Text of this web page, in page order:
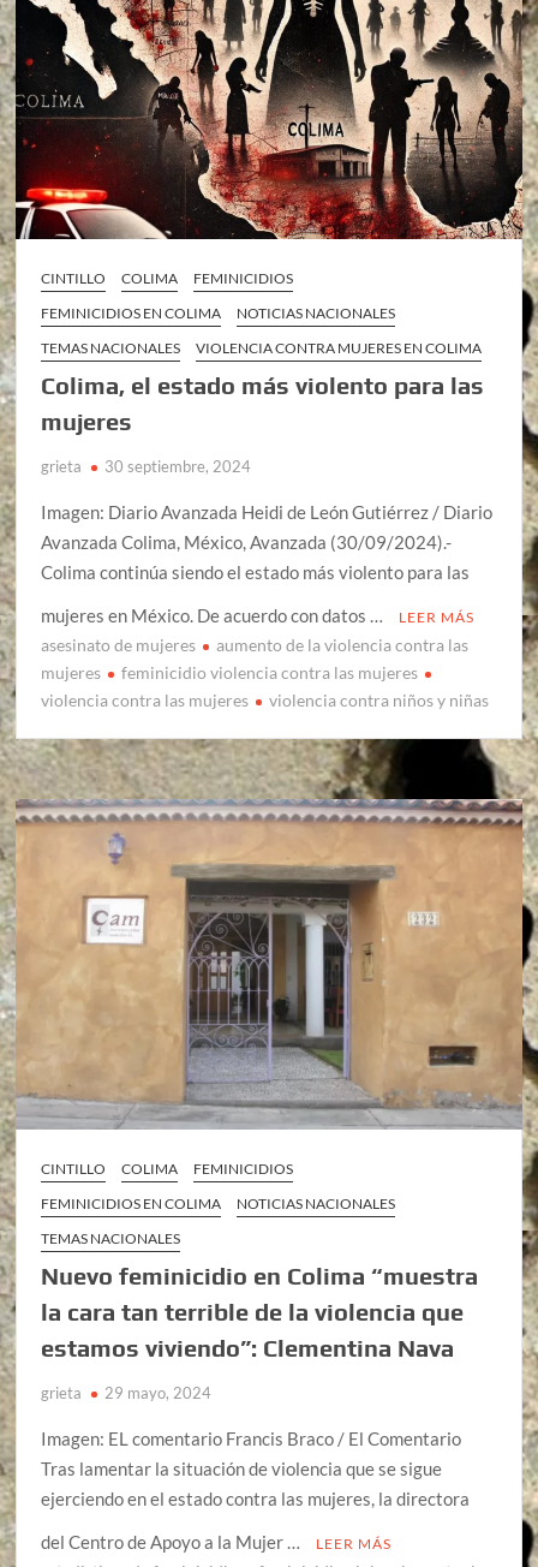
CINTILLO COLIMA
FEMINICIDIOS
FEMINICIDIOS EN COLIMA
NOTICIAS NACIONALES
TEMAS NACIONALES
VIOLENCIA CONTRA MUJERES EN COLIMA
Colima, el estado más violento para las
mujeres
grieta 30 septiembre, 2024
Imagen: Diario Avanzada Heidi de León Gutiérrez / Diario
Avanzada Colima, México, Avanzada (30/09/2024).-
Colima continúa siendo el estado más violento para las
mujeres en México. De acuerdo con datos …
LEER MÁS
asesinato de mujeres
aumento de la violencia contra las
mujeres
feminicidio violencia contra las mujeres
violencia contra las mujeres
violencia contra niños y niñas
CINTILLO COLIMA
FEMINICIDIOS
FEMINICIDIOS EN COLIMA
NOTICIAS NACIONALES
TEMAS NACIONALES
Nuevo feminicidio en Colima “muestra
la cara tan terrible de la violencia que
estamos viviendo”: Clementina Nava
grieta 29 mayo, 2024
Imagen: EL comentario Francis Braco / El Comentario
Tras lamentar la situación de violencia que se sigue
ejerciendo en el estado contra las mujeres, la directora
del Centro de Apoyo a la Mujer …
LEER MÁS